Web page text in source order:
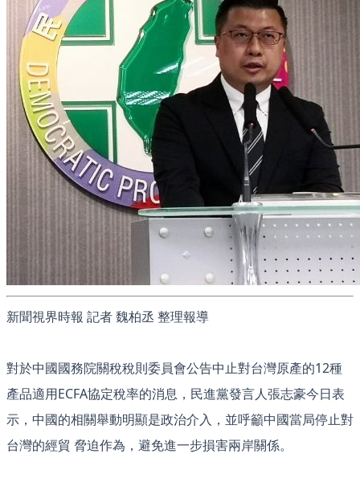
新聞視界時報 記者 魏柏丞 整理報導
對於中國國務院關稅稅則委員會公告中止對台灣原產的12種
產品適用ECFA協定稅率的消息，民進黨發言人張志豪今日表
示，中國的相關舉動明顯是政治介入，並呼籲中國當局停止對
台灣的經貿 脅迫作為，避免進一步損害兩岸關係。